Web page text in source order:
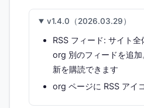
v1.4.0（2026.03.29）
RSS フィード: サイト全
org 別のフィードを追加
新を購読できます
org ページに RSS アイ